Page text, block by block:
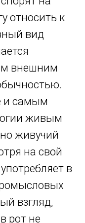
относить к
вид
внешним
и самым
живым
живучий
на свой
в
взгляд,
рот не